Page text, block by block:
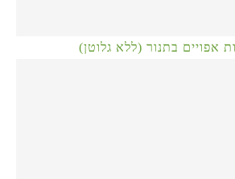
אפויים בתנור (ללא גלוטן)